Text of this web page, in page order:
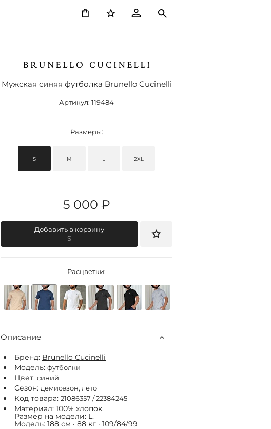
Мужская синяя футболка Brunello Cucinelli
Артикул: 119484
Размеры:
S M L 2XL
5 000 ₽
Добавить в корзину
S
Расцветки:
Описание
Бренд: Brunello Cucinelli
Модель: футболки
Цвет: синий
Сезон: демисезон, лето
Код товара: 21086357 / 22384245
Материал: 100% хлопок.
Размер на модели: L.
Модель: 188 см · 88 кг · 109/84/99